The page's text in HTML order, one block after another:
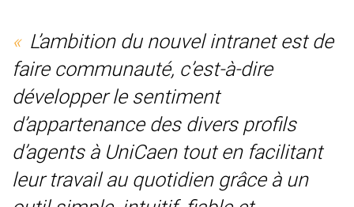
L’ambition du nouvel intranet est de
faire communauté, c’est-à-dire
développer le sentiment
d’appartenance des divers profils
d’agents à UniCaen tout en facilitant
leur travail au quotidien grâce à un